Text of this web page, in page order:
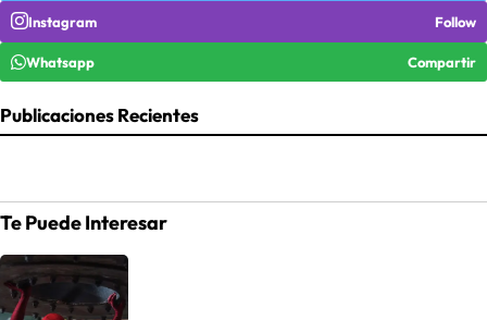
Instagram Follow
Whatsapp Compartir
Publicaciones Recientes
Te Puede Interesar